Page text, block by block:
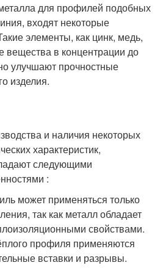
для профилей подобных
входят некоторые
элементы, как цинк, медь,
вещества в концентрации до
улучшают прочностные
изделия.
и наличия некоторых
характеристик,
следующими
:
может применяться только
так как металл обладает
свойствами.
профиля применяются
вставки и разрывы.